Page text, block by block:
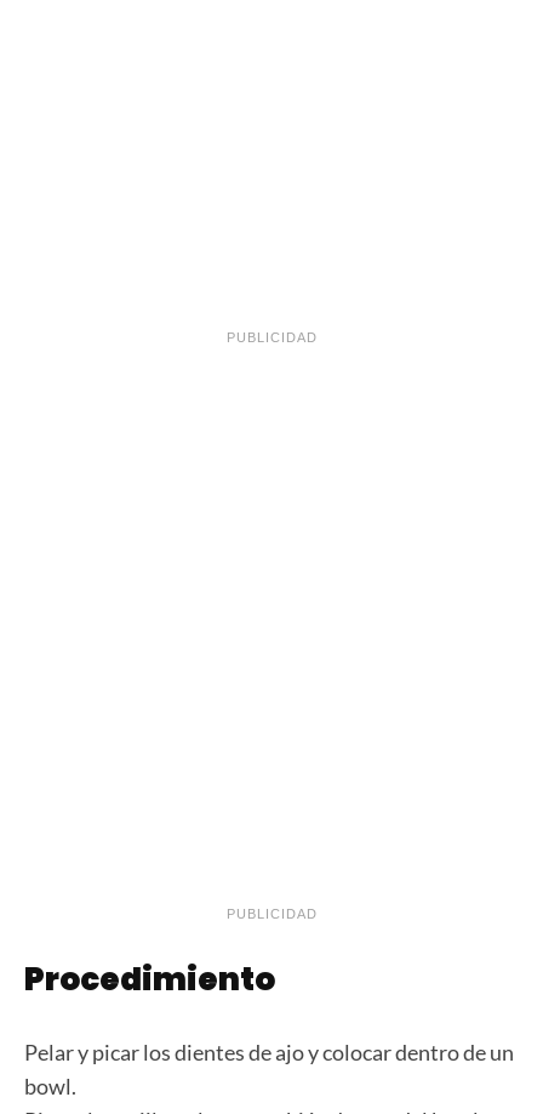
PUBLICIDAD
PUBLICIDAD
Procedimiento
Pelar y picar los dientes de ajo y colocar dentro de un
bowl.